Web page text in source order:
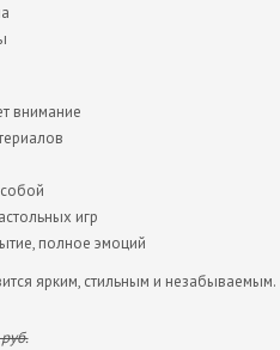
внимание
игр
полное эмоций
ярким, стильным и незабываемым.